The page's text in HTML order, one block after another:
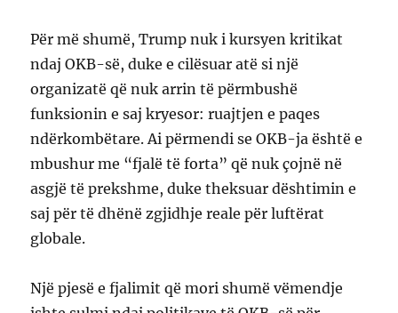
Për më shumë, Trump nuk i kursyen kritikat
ndaj OKB-së, duke e cilësuar atë si një
organizatë që nuk arrin të përmbushë
funksionin e saj kryesor: ruajtjen e paqes
ndërkombëtare. Ai përmendi se OKB-ja është e
mbushur me “fjalë të forta” që nuk çojnë në
asgjë të prekshme, duke theksuar dështimin e
saj për të dhënë zgjidhje reale për luftërat
globale.
Një pjesë e fjalimit që mori shumë vëmendje